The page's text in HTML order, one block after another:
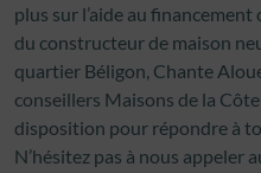
plus sur l’aide au
du constructeur de maison
quartier Béligon, Chante
conseillers Maisons de la
disposition pour répondre à
N’hésitez pas à nous appeler